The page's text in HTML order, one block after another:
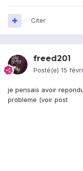
Citer
freed201
Posté(e) 15
je pensais avoir
probleme (voir post